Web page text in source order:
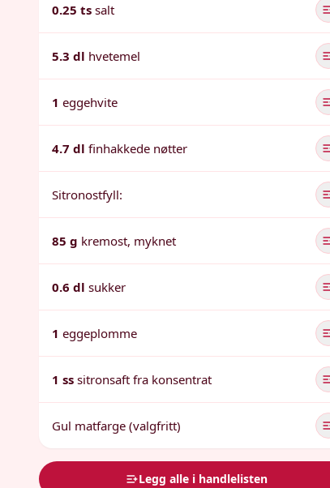
0.25 ts salt
5.3 dl hvetemel
1 eggehvite
4.7 dl finhakkede nøtter
Sitronostfyll:
85 g kremost, myknet
0.6 dl sukker
1 eggeplomme
1 ss sitronsaft fra konsentrat
Gul matfarge (valgfritt)
Legg alle i handlelisten